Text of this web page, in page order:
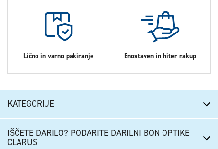
Lično in varno pakiranje Enostaven in hiter nakup
KATEGORIJE
IŠČETE DARILO? PODARITE DARILNI BON OPTIKE
CLARUS